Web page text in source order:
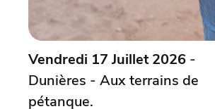
Vendredi 17 Juillet 2026 -
Dunières - Aux terrains de
pétanque.